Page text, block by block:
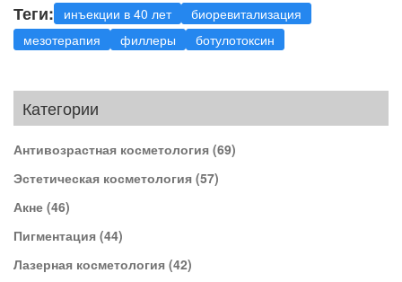
Теги: инъекции в 40 лет
биоревитализация
мезотерапия
филлеры ботулотоксин
Категории
Антивозрастная косметология (69)
Эстетическая косметология (57)
Акне (46)
Пигментация (44)
Лазерная косметология (42)